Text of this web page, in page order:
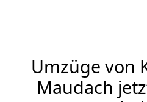
Umzüge von
Maudach